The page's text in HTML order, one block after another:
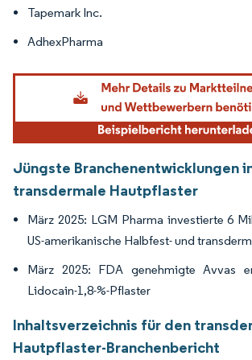
Tapemark Inc.
AdhexPharma
Jüngste Branchenentwicklungen
transdermale Hautpflaster
März 2025: LGM Pharma investierte 6
US-amerikanische Halbfest- und
März 2025: FDA genehmigte Avvas
Lidocain-1,8-%-Pflaster
Inhaltsverzeichnis für den
Hautpflaster-Branchenbericht